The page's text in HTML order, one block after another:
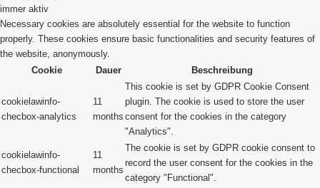
immer aktiv
Necessary cookies are absolutely essential for the website to function
properly. These cookies ensure basic functionalities and security features of
the website, anonymously.
Cookie
Dauer Beschreibung
cookielawinfo-
checbox-analytics
11
months
This cookie is set by GDPR Cookie Consent
plugin. The cookie is used to store the user
consent for the cookies in the category
"Analytics".
cookielawinfo-
checbox-functional
11
months
The cookie is set by GDPR cookie consent to
record the user consent for the cookies in the
category "Functional".